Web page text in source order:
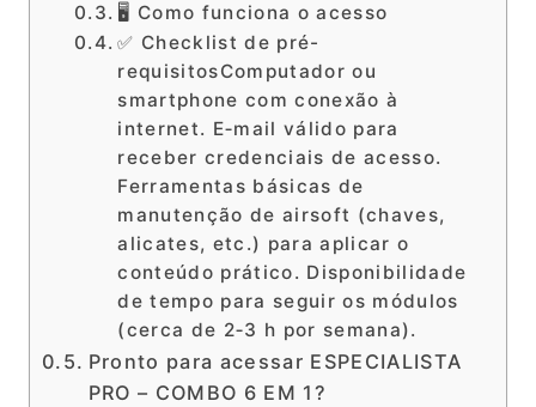
🖥️ Como funciona o acesso
✅ Checklist de pré-
requisitosComputador ou
smartphone com conexão à
internet. E‑mail válido para
receber credenciais de acesso.
Ferramentas básicas de
manutenção de airsoft (chaves,
alicates, etc.) para aplicar o
conteúdo prático. Disponibilidade
de tempo para seguir os módulos
(cerca de 2‑3 h por semana).
Pronto para acessar ESPECIALISTA
PRO – COMBO 6 EM 1?